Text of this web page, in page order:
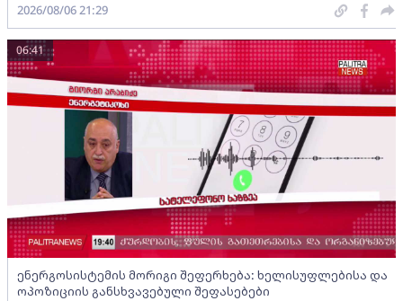
2026/08/06 21:29
ენერგოსისტემის მორიგი შეფერხება: ხელისუფლებისა და
ოპოზიციის განსხვავებული შეფასებები
06:41